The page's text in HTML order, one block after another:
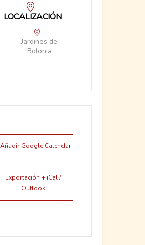
LOCALIZACIÓN
Jardines de
Bolonia
Google Calendar
Exportación + iCal /
Outlook